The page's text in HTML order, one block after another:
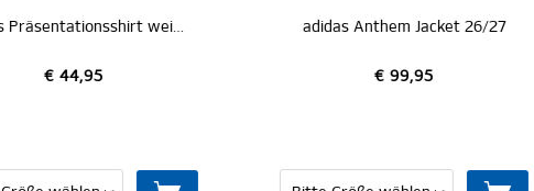
adidas Anthem Jacket 26/27
€ 89,95